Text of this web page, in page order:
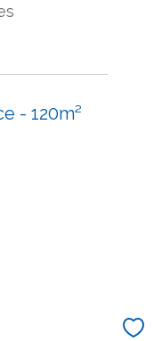
- 120m²